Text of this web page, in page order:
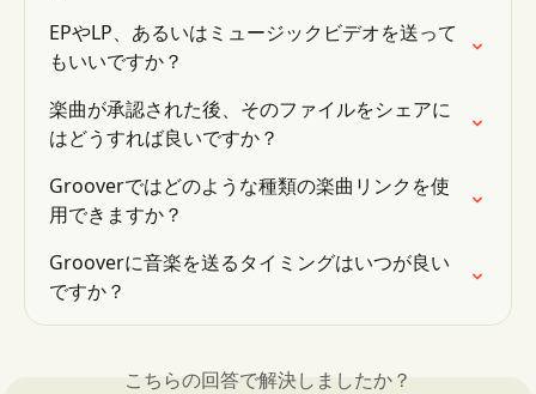
EPやLP、あるいはミュージックビデオを送って
もいいですか？
楽曲が承認された後、そのファイルをシェアに
はどうすれば良いですか？
Grooverではどのような種類の楽曲リンクを使
用できますか？
Grooverに音楽を送るタイミングはいつが良い
ですか？
こちらの回答で解決しましたか？